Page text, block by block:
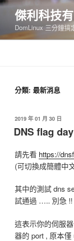
跳
要
傑利科技
DomLinux 三分鐘搞
分類: 最新消息
發
佈
於
2019 年 01 月 30 日
DNS flag
請先看 https://
(可切換成簡體中
其中的測試 dns
試通過 ….. 別急 !!
這表示你的伺服
器的 port , 原本